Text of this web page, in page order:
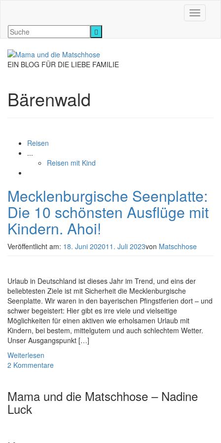
EIN BLOG FÜR DIE LIEBE FAMILIE
Bärenwald
Reisen
...
Reisen mit Kind
Mecklenburgische Seenplatte:
Die 10 schönsten Ausflüge mit
Kindern. Ahoi!
Veröffentlicht am: 18. Juni 202011. Juli 2023von Matschhose
Urlaub in Deutschland ist dieses Jahr im Trend, und eins der
beliebtesten Ziele ist mit Sicherheit die Mecklenburgische
Seenplatte. Wir waren in den bayerischen Pfingstferien dort – und
schwer begeistert: Hier gibt es irre viele und vielseitige
Möglichkeiten für einen aktiven wie erholsamen Urlaub mit
Kindern, bei bestem, mittelgutem und auch schlechtem Wetter.
Unser Ausgangspunkt […]
Weiterlesen
2 Kommentare
Mama und die Matschhose – Nadine
Luck